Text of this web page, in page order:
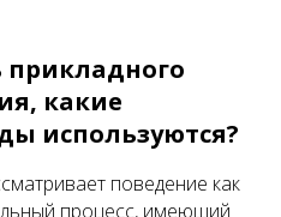
прикладного
какие
используются?
поведение как
процесс, имеющий